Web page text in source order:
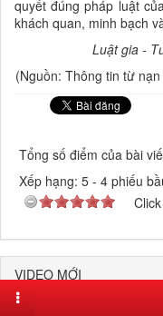
quyết đúng pháp luật
khách quan, minh bạch
Luật gia -
(Nguồn: Thông tin từ
Tổng số điểm của bài
Xếp hạng: 5 - 4 phiếu
VIDEO MỚI